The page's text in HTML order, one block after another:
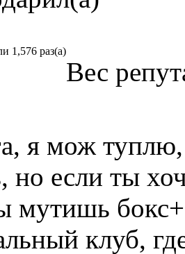
1,576 раз(а)
Вес
я мож туплю,
но если ты
мутишь
клуб,